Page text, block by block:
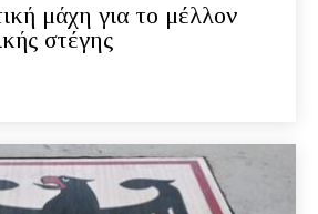
μάχη για το μέλλον
στέγης